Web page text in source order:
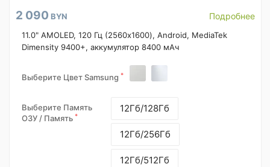
2 090 BYN Подробнее
11.0" AMOLED, 120 Гц (2560x1600), Android, MediaTek
Dimensity 9400+, аккумулятор 8400 мАч
Выберите Цвет Samsung *
Выберите Память
ОЗУ / Память *
12Гб/128Гб
12Гб/256Гб
12Гб/512Гб